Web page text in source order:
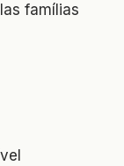
famílias